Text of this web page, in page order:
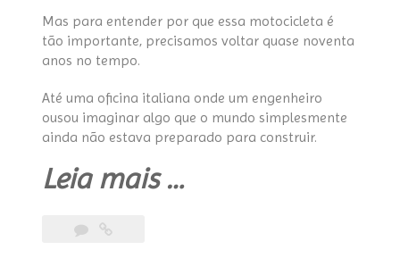
Mas para entender por que essa motocicleta é
tão importante, precisamos voltar quase noventa
anos no tempo.
Até uma oficina italiana onde um engenheiro
ousou imaginar algo que o mundo simplesmente
ainda não estava preparado para construir.
Leia mais“VELOCE
…